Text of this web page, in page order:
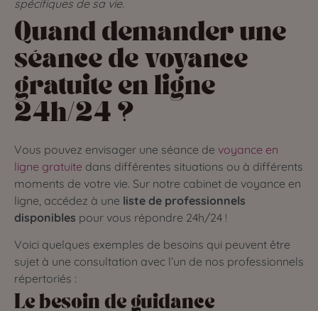
spécifiques de sa vie.
Quand demander une
séance de voyance
gratuite en ligne
24h/24 ?
Vous pouvez envisager une séance de voyance en
ligne gratuite dans différentes situations ou à différents
moments de votre vie. Sur notre cabinet de voyance en
ligne, accédez à une liste de professionnels
disponibles pour vous répondre 24h/24 !
Voici quelques exemples de besoins qui peuvent être
sujet à une consultation avec l’un de nos professionnels
répertoriés :
Le besoin de guidance